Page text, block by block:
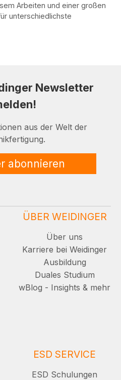
Arbeiten und einer großen
unterschiedlichste
Newsletter
aus der Welt der
abonnieren
ÜBER WEIDINGER
Über uns
Karriere bei Weidinger
Ausbildung
Duales Studium
wBlog - Insights & mehr
ESD SERVICE
ESD Schulungen